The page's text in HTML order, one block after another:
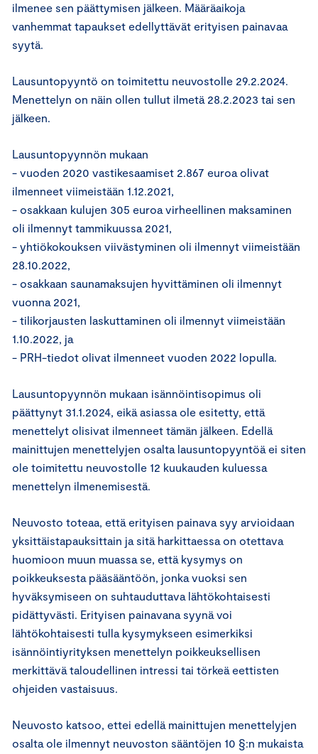
ilmenee sen päättymisen jälkeen. Määräaikoja
vanhemmat tapaukset edellyttävät erityisen painavaa
syytä.
Lausuntopyyntö on toimitettu neuvostolle 29.2.2024.
Menettelyn on näin ollen tullut ilmetä 28.2.2023 tai sen
jälkeen.
Lausuntopyynnön mukaan
- vuoden 2020 vastikesaamiset 2.867 euroa olivat
ilmenneet viimeistään 1.12.2021,
- osakkaan kulujen 305 euroa virheellinen maksaminen
oli ilmennyt tammikuussa 2021,
- yhtiökokouksen viivästyminen oli ilmennyt viimeistään
28.10.2022,
- osakkaan saunamaksujen hyvittäminen oli ilmennyt
vuonna 2021,
- tilikorjausten laskuttaminen oli ilmennyt viimeistään
1.10.2022, ja
- PRH-tiedot olivat ilmenneet vuoden 2022 lopulla.
Lausuntopyynnön mukaan isännöintisopimus oli
päättynyt 31.1.2024, eikä asiassa ole esitetty, että
menettelyt olisivat ilmenneet tämän jälkeen. Edellä
mainittujen menettelyjen osalta lausuntopyyntöä ei siten
ole toimitettu neuvostolle 12 kuukauden kuluessa
menettelyn ilmenemisestä.
Neuvosto toteaa, että erityisen painava syy arvioidaan
yksittäistapauksittain ja sitä harkittaessa on otettava
huomioon muun muassa se, että kysymys on
poikkeuksesta pääsääntöön, jonka vuoksi sen
hyväksymiseen on suhtauduttava lähtökohtaisesti
pidättyvästi. Erityisen painavana syynä voi
lähtökohtaisesti tulla kysymykseen esimerkiksi
isännöintiyrityksen menettelyn poikkeuksellisen
merkittävä taloudellinen intressi tai törkeä eettisten
ohjeiden vastaisuus.
Neuvosto katsoo, ettei edellä mainittujen menettelyjen
osalta ole ilmennyt neuvoston sääntöjen 10 §:n mukaista